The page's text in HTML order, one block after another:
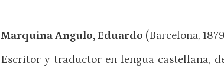
Marquina Angulo, Eduardo (Barcelona,
Escritor y traductor en lengua castellana,